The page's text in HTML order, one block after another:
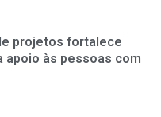
projetos fortalece
apoio às pessoas com